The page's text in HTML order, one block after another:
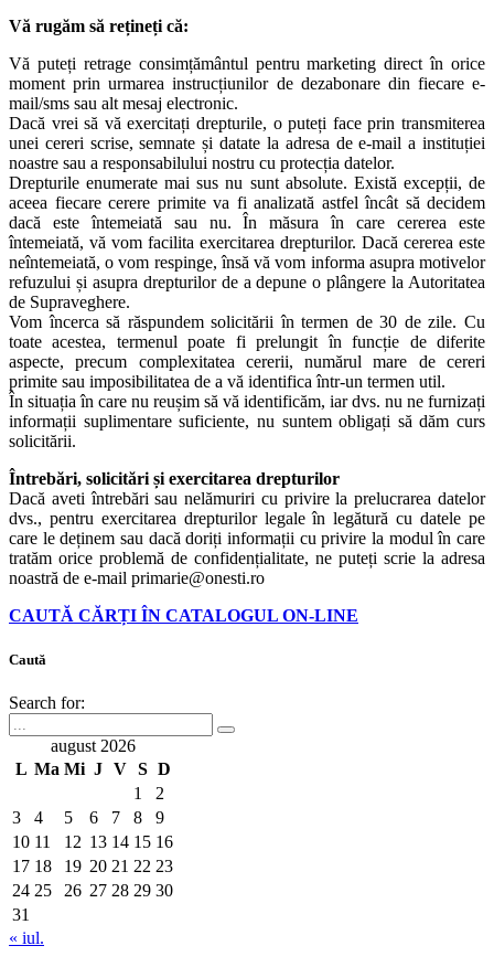
Vă rugăm să rețineți că:
Vă puteți retrage consimțământul pentru marketing direct în orice
moment prin urmarea instrucțiunilor de dezabonare din fiecare e-
mail/sms sau alt mesaj electronic.
Dacă vrei să vă exercitați drepturile, o puteți face prin transmiterea
unei cereri scrise, semnate și datate la adresa de e-mail a instituției
noastre sau a responsabilului nostru cu protecția datelor.
Drepturile enumerate mai sus nu sunt absolute. Există excepții, de
aceea fiecare cerere primite va fi analizată astfel încât să decidem
dacă este întemeiată sau nu. În măsura în care cererea este
întemeiată, vă vom facilita exercitarea drepturilor. Dacă cererea este
neîntemeiată, o vom respinge, însă vă vom informa asupra motivelor
refuzului și asupra drepturilor de a depune o plângere la Autoritatea
de Supraveghere.
Vom încerca să răspundem solicitării în termen de 30 de zile. Cu
toate acestea, termenul poate fi prelungit în funcție de diferite
aspecte, precum complexitatea cererii, numărul mare de cereri
primite sau imposibilitatea de a vă identifica într-un termen util.
În situația în care nu reușim să vă identificăm, iar dvs. nu ne furnizați
informații suplimentare suficiente, nu suntem obligați să dăm curs
solicitării.
Întrebări, solicitări și exercitarea drepturilor
Dacă aveti întrebări sau nelămuriri cu privire la prelucrarea datelor
dvs., pentru exercitarea drepturilor legale în legătură cu datele pe
care le deținem sau dacă doriți informații cu privire la modul în care
tratăm orice problemă de confidențialitate, ne puteți scrie la adresa
noastră de e-mail primarie@onesti.ro
CAUTĂ CĂRȚI ÎN CATALOGUL ON-LINE
Caută
Search for:
august 2026
L Ma Mi J V S D
1
2
3
4 5 6 7 8
9
10 11 12 13 14 15 16
17 18 19 20 21 22 23
24 25 26 27 28 29 30
31
« iul.